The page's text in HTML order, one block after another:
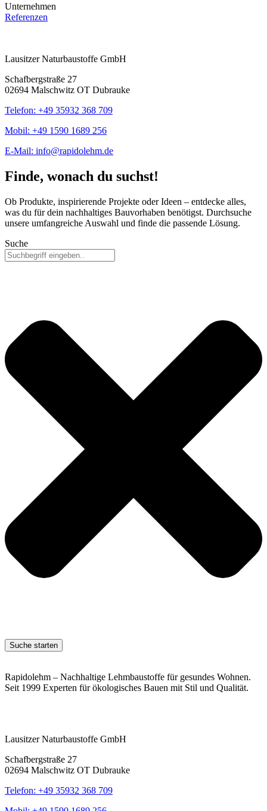
Unternehmen
Referenzen
Lausitzer Naturbaustoffe GmbH
Schafbergstraße 27
02694 Malschwitz OT Dubrauke
Telefon: +49 35932 368 709
Mobil: +49 1590 1689 256
E-Mail: info@rapidolehm.de
Finde, wonach du suchst!
Ob Produkte, inspirierende Projekte oder Ideen – entdecke alles,
was du für dein nachhaltiges Bauvorhaben benötigst. Durchsuche
unsere umfangreiche Auswahl und finde die passende Lösung.
Suche
Suche starten
Rapidolehm – Nachhaltige Lehmbaustoffe für gesundes Wohnen.
Seit 1999 Experten für ökologisches Bauen mit Stil und Qualität.
Lausitzer Naturbaustoffe GmbH
Schafbergstraße 27
02694 Malschwitz OT Dubrauke
Telefon: +49 35932 368 709